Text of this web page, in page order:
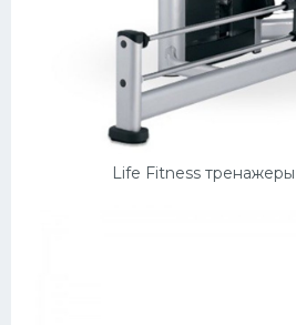
Life Fitness